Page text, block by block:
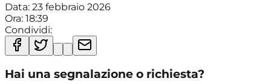
Data: 23 febbraio 2026
Ora: 18:39
Condividi:
Hai una segnalazione o richiesta?